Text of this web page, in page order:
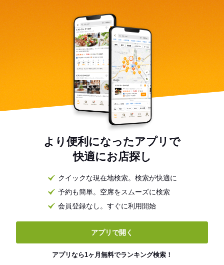
より便利になったアプリで
快適にお店探し
クイックな現在地検索。検索が快適に
予約も簡単。空席をスムーズに検索
会員登録なし。すぐに利用開始
アプリで開く
アプリなら1ヶ月無料でランキング検索！